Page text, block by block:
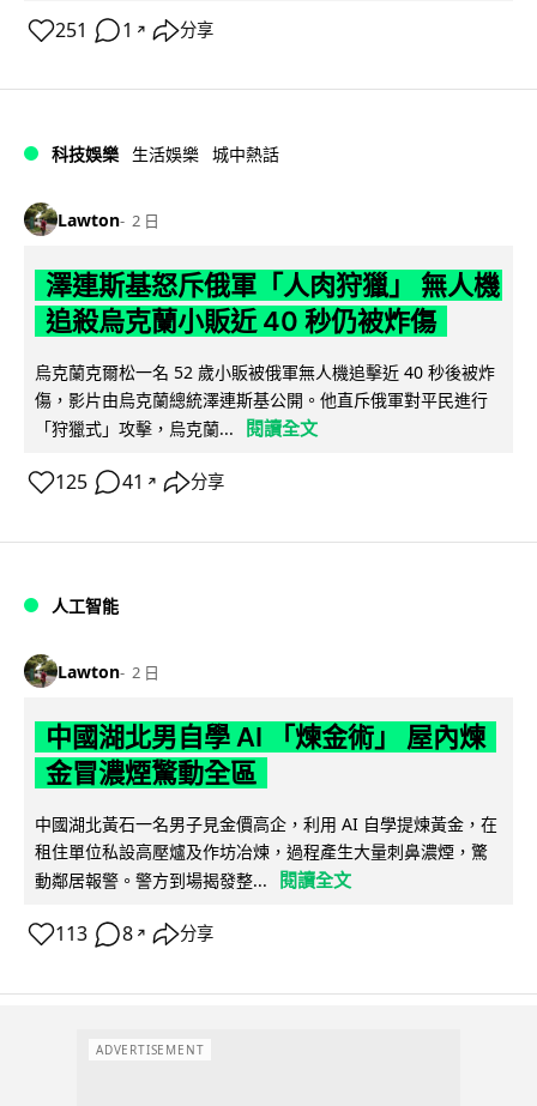
251 1 ↗ 分享
科技娛樂 生活娛樂 城中熱話
Lawton 2 日
澤連斯基怒斥俄軍「人肉狩獵」 無人機
追殺烏克蘭小販近 40 秒仍被炸傷
烏克蘭克爾松一名 52 歲小販被俄軍無人機追擊近 40 秒後被炸
傷，影片由烏克蘭總統澤連斯基公開。他直斥俄軍對平民進行
「狩獵式」攻擊，烏克蘭...
閱讀全文
125 41 ↗ 分享
人工智能
Lawton 2 日
中國湖北男自學 AI 「煉金術」 屋內煉
金冒濃煙驚動全區
中國湖北黃石一名男子見金價高企，利用 AI 自學提煉黃金，在
租住單位私設高壓爐及作坊冶煉，過程產生大量刺鼻濃煙，驚
動鄰居報警。警方到場揭發整...
閱讀全文
113 8 ↗ 分享
ADVERTISEMENT